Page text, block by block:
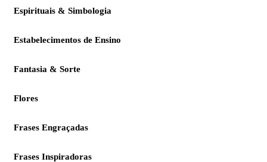
Espirituais & Simbologia
Estabelecimentos de Ensino
Fantasia & Sorte
Flores
Frases Engraçadas
Frases Inspiradoras